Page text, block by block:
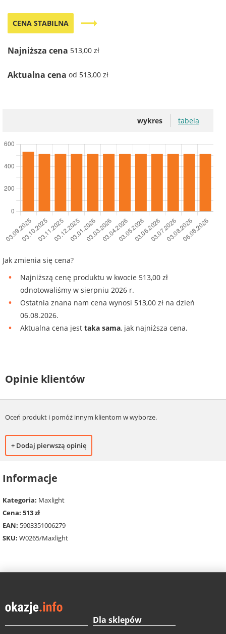
CENA STABILNA trending_flat
Najniższa cena 513,00 zł
Aktualna cena od 513,00 zł
wykres tabela
Jak zmienia się cena?
Najniższą cenę produktu w kwocie 513,00 zł
odnotowaliśmy w sierpniu 2026 r.
Ostatnia znana nam cena wynosi 513,00 zł na dzień
06.08.2026.
Aktualna cena jest taka sama, jak najniższa cena.
Opinie klientów
Oceń produkt i pomóż innym klientom w wyborze.
+ Dodaj pierwszą opinię
Informacje
Kategoria: Maxlight
Cena: 513 zł
EAN: 5903351006279
SKU: W0265/Maxlight
Dla sklepów